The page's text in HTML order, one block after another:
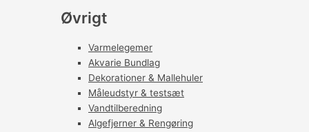
Øvrigt
Varmelegemer
Akvarie Bundlag
Dekorationer & Mallehuler
Måleudstyr & testsæt
Vandtilberedning
Algefjerner & Rengøring